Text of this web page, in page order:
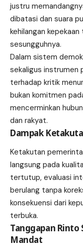
justru
dibatasi dan suara
kehilangan
sesungguhnya.
Dalam sistem
sekaligus instrumen
terhadap kritik
bukan komitmen
mencerminkan
dan rakyat.
Dampak
Ketakutan
langsung pada
tertutup, evaluasi
berulang tanpa
konsekuensi dari
terbuka.
Tanggapan
Mandat